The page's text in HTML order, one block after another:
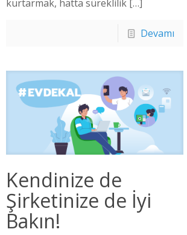
kurtarmak, hatta süreklilik […]
Devamı
Kendinize de
Şirketinize de İyi
Bakın!